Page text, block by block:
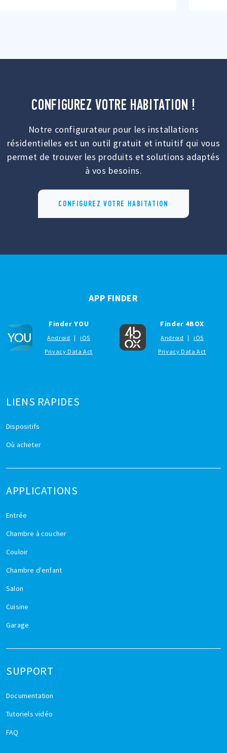
CONFIGUREZ VOTRE HABITATION !
Notre configurateur pour les installations
résidentielles est un outil gratuit et intuitif qui vous
permet de trouver les produits et solutions adaptés
à vos besoins.
CONFIGUREZ VOTRE HABITATION
LIENS RAPIDES
Dispositifs
Où acheter
APPLICATIONS
Entrée
Chambre à coucher
Couloir
Chambre d'enfant
Salon
Cuisine
Garage
SUPPORT
Documentation
Tutoriels vidéo
FAQ
APP FINDER
Finder YOU
Android |
iOS
Privacy Data Act
Finder 4BOX
Android |
iOS
Privacy Data Act